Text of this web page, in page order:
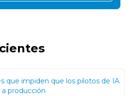
que impiden que los pilotos de IA
producción